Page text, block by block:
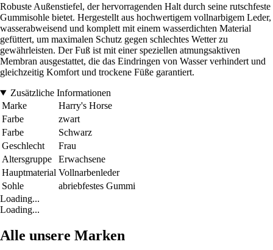
Robuste Außenstiefel, der hervorragenden Halt durch seine rutschfeste
Gummisohle bietet. Hergestellt aus hochwertigem vollnarbigem Leder,
wasserabweisend und komplett mit einem wasserdichten Material
gefüttert, um maximalen Schutz gegen schlechtes Wetter zu
gewährleisten. Der Fuß ist mit einer speziellen atmungsaktiven
Membran ausgestattet, die das Eindringen von Wasser verhindert und
gleichzeitig Komfort und trockene Füße garantiert.
Zusätzliche Informationen
Marke
Harry's Horse
Farbe
zwart
Farbe
Schwarz
Geschlecht
Frau
Altersgruppe
Erwachsene
Hauptmaterial Vollnarbenleder
Sohle
abriebfestes Gummi
Loading...
Loading...
Alle unsere Marken